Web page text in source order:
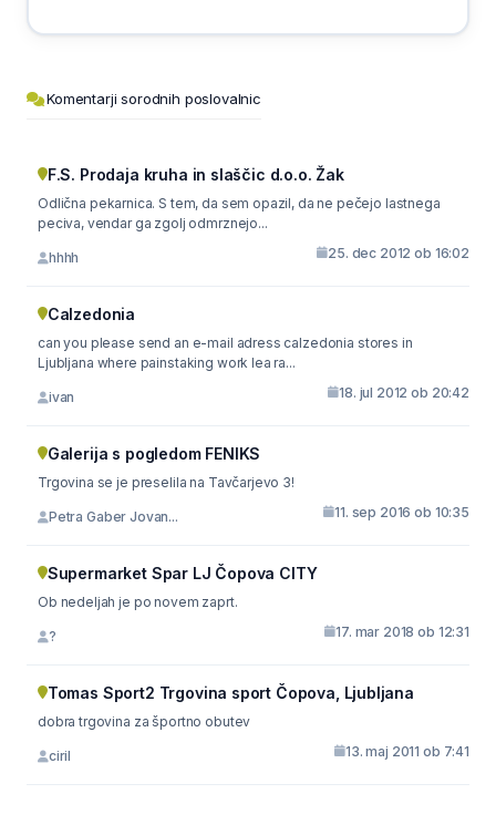
Komentarji sorodnih poslovalnic
F.S. Prodaja kruha in slaščic d.o.o. Žak
Odlična pekarnica. S tem, da sem opazil, da ne pečejo lastnega
peciva, vendar ga zgolj odmrznejo...
hhhh 25. dec 2012 ob 16:02
Calzedonia
can you please send an e-mail adress calzedonia stores in
Ljubljana where painstaking work lea ra...
ivan 18. jul 2012 ob 20:42
Galerija s pogledom FENIKS
Trgovina se je preselila na Tavčarjevo 3!
Petra Gaber Jovan... 11. sep 2016 ob 10:35
Supermarket Spar LJ Čopova CITY
Ob nedeljah je po novem zaprt.
? 17. mar 2018 ob 12:31
Tomas Sport2 Trgovina sport Čopova, Ljubljana
dobra trgovina za športno obutev
ciril 13. maj 2011 ob 7:41